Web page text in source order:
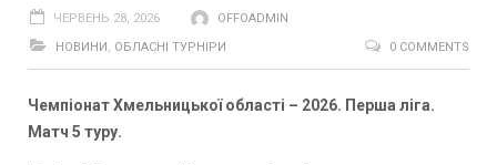
ЧЕРВЕНЬ 28, 2026
OFFOADMIN
НОВИНИ, ОБЛАСНІ ТУРНІРИ 0 COMMENTS
Чемпіонат Хмельницької області – 2026. Перша ліга.
Матч 5 туру.